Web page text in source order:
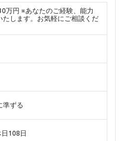
万円 ※あなたのご経験、能力
たします。お気軽にご相談くだ
準ずる
108日